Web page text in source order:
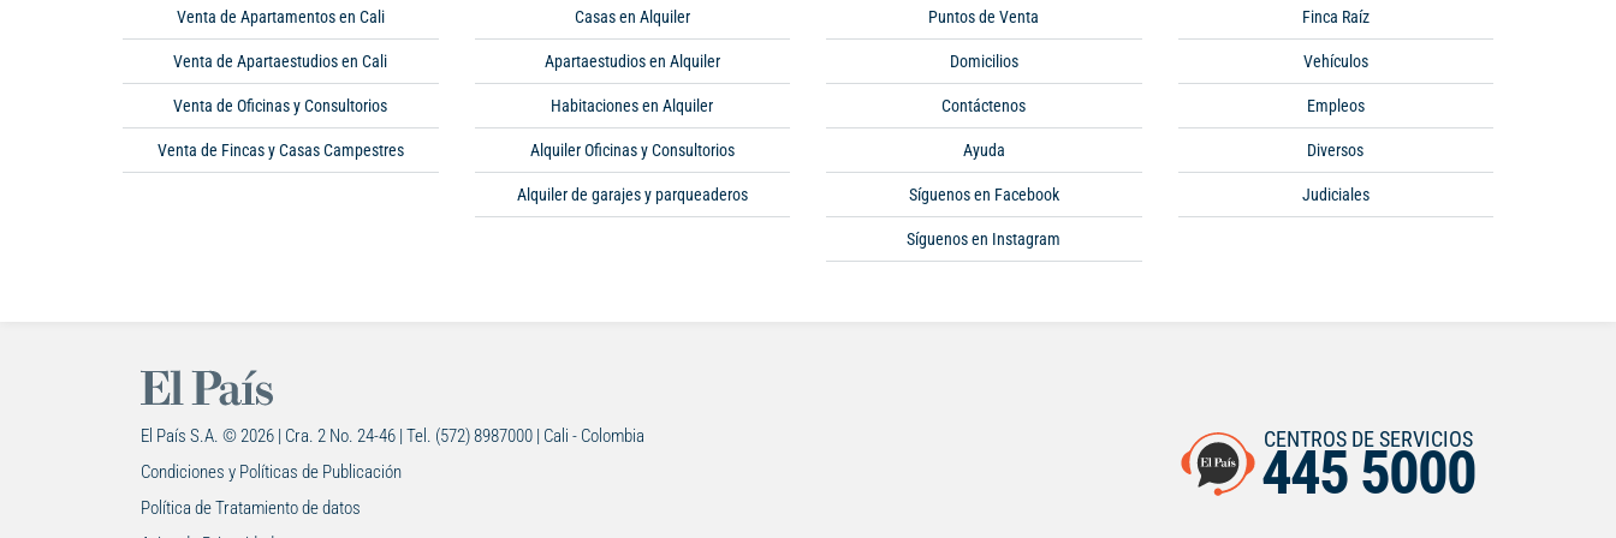
Venta de Apartamentos en Cali
Venta de Apartaestudios en Cali
Venta de Oficinas y Consultorios
Venta de Fincas y Casas Campestres
Casas en Alquiler
Apartaestudios en Alquiler
Habitaciones en Alquiler
Alquiler Oficinas y Consultorios
Alquiler de garajes y parqueaderos
Puntos de Venta
Domicilios
Contáctenos
Ayuda
Síguenos en Facebook
Síguenos en Instagram
Finca Raíz
Vehículos
Empleos
Diversos
Judiciales
El País S.A. © 2026 | Cra. 2 No. 24-46 | Tel. (572) 8987000 | Cali - Colombia
Condiciones y Políticas de Publicación
Política de Tratamiento de datos
CENTROS DE SERVICIOS
445 5000